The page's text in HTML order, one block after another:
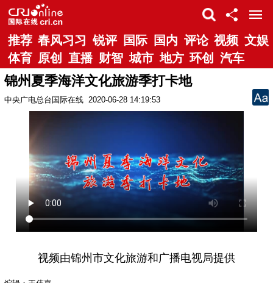
推荐 春风习习 锐评 国际 国内 评论 视频 文娱
体育 原创 直播 财智 城市 地方 环创 汽车
锦州夏季海洋文化旅游季打卡地
中央广电总台国际在线 2020-06-28 14:19:53
视频由锦州市文化旅游和广播电视局提供